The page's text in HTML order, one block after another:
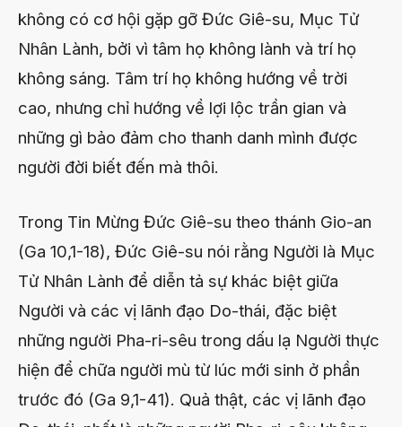
không có cơ hội gặp gỡ Đức Giê-su, Mục Tử
Nhân Lành, bởi vì tâm họ không lành và trí họ
không sáng. Tâm trí họ không hướng về trời
cao, nhưng chỉ hướng về lợi lộc trần gian và
những gì bảo đảm cho thanh danh mình được
người đời biết đến mà thôi.
Trong Tin Mừng Đức Giê-su theo thánh Gio-an
(Ga 10,1-18), Đức Giê-su nói rằng Người là Mục
Tử Nhân Lành để diễn tả sự khác biệt giữa
Người và các vị lãnh đạo Do-thái, đặc biệt
những người Pha-ri-sêu trong dấu lạ Người thực
hiện để chữa người mù từ lúc mới sinh ở phần
trước đó (Ga 9,1-41). Quả thật, các vị lãnh đạo